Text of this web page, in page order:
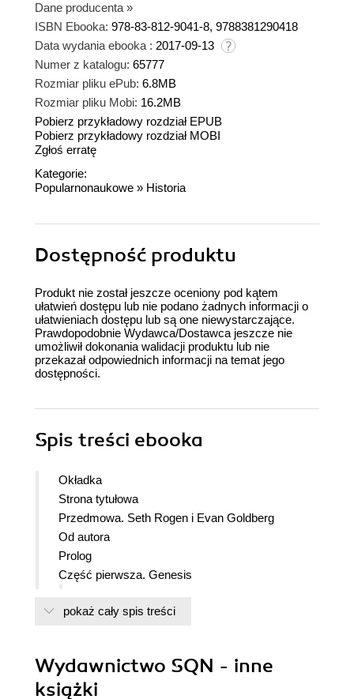
Dane producenta »
ISBN Ebooka: 978-83-812-9041-8, 9788381290418
Data wydania ebooka : 2017-09-13
Numer z katalogu: 65777
Rozmiar pliku ePub: 6.8MB
Rozmiar pliku Mobi: 16.2MB
Pobierz przykładowy rozdział EPUB
Pobierz przykładowy rozdział MOBI
Zgłoś erratę
Kategorie:
Popularnonaukowe » Historia
Dostępność produktu
Produkt nie został jeszcze oceniony pod kątem
ułatwień dostępu lub nie podano żadnych informacji o
ułatwieniach dostępu lub są one niewystarczające.
Prawdopodobnie Wydawca/Dostawca jeszcze nie
umożliwił dokonania walidacji produktu lub nie
przekazał odpowiednich informacji na temat jego
dostępności.
Spis treści ebooka
Okładka
Strona tytułowa
Przedmowa. Seth Rogen i Evan Goldberg
Od autora
Prolog
Część pierwsza. Genesis
2. B + R
5. Historia NOA
6. Zasady gry
pokaż cały spis treści
Wydawnictwo SQN - inne
książki